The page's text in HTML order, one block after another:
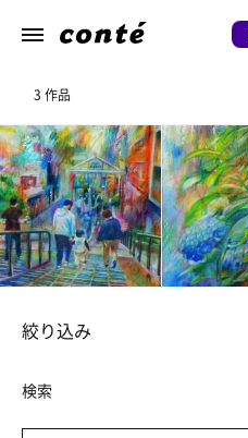
3 作品
絞り込み
検索